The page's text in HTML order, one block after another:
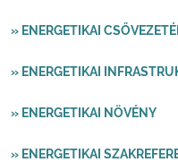
» ENERGETIKAI
» ENERGETIKAI
» ENERGETIKAI NÖVÉNY
» ENERGETIKAI